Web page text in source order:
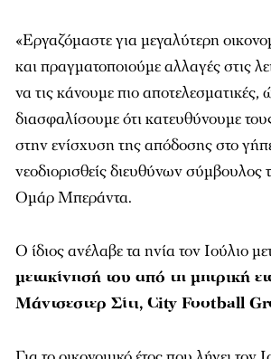
«Εργαζόμαστε για μεγαλύτερη
και πραγματοποιούμε αλλαγές στις
να τις κάνουμε πιο αποτελεσματικές,
διασφαλίσουμε ότι κατευθύνουμε
στην ενίσχυση της απόδοσης στο
νεοδιορισθείς διευθύνων σύμβουλος
Ομάρ Μπεράντα.
Ο ίδιος ανέλαβε τα ηνία τον Ιούλιο
μετακίνησή του από τη μητρική
Μάντσεστερ Σίτι, City Football